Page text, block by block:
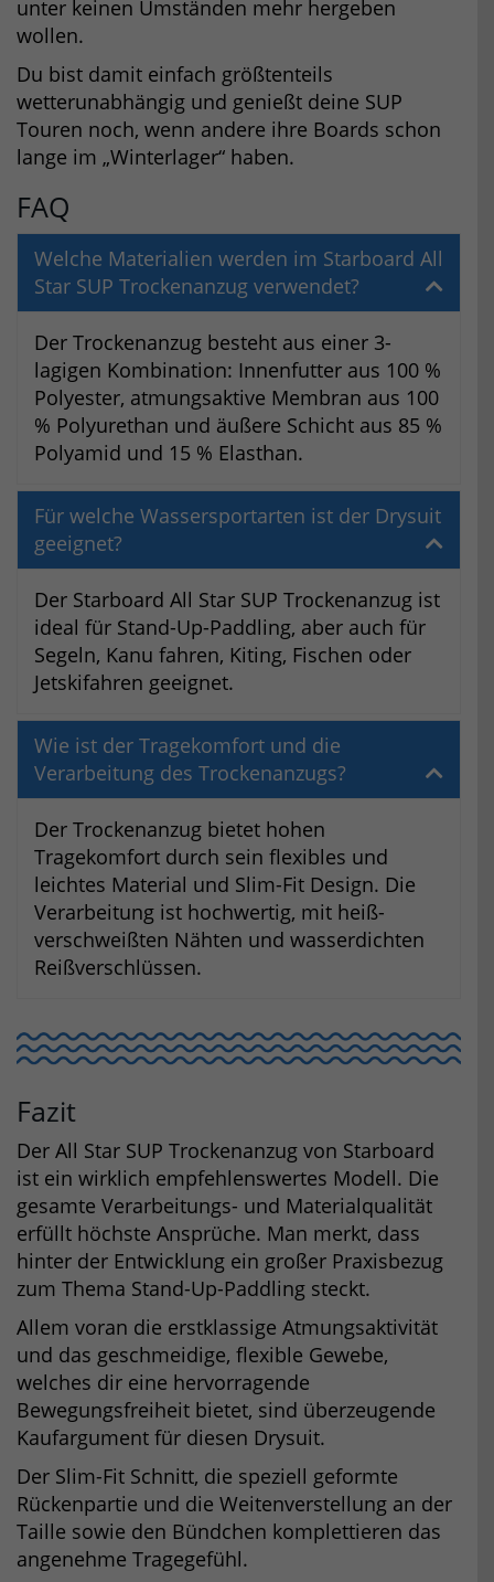
unter keinen Umständen mehr hergeben
wollen.
Du bist damit einfach größtenteils
wetterunabhängig und genießt deine SUP
Touren noch, wenn andere ihre Boards schon
lange im „Winterlager“ haben.
FAQ
Welche Materialien werden im Starboard All
Star SUP Trockenanzug verwendet?
Der Trockenanzug besteht aus einer 3-
lagigen Kombination: Innenfutter aus 100 %
Polyester, atmungsaktive Membran aus 100
% Polyurethan und äußere Schicht aus 85 %
Polyamid und 15 % Elasthan.
Für welche Wassersportarten ist der Drysuit
geeignet?
Der Starboard All Star SUP Trockenanzug ist
ideal für Stand-Up-Paddling, aber auch für
Segeln, Kanu fahren, Kiting, Fischen oder
Jetskifahren geeignet.
Wie ist der Tragekomfort und die
Verarbeitung des Trockenanzugs?
Der Trockenanzug bietet hohen
Tragekomfort durch sein flexibles und
leichtes Material und Slim-Fit Design. Die
Verarbeitung ist hochwertig, mit heiß-
verschweißten Nähten und wasserdichten
Reißverschlüssen.
Fazit
Der All Star SUP Trockenanzug von Starboard
ist ein wirklich empfehlenswertes Modell. Die
gesamte Verarbeitungs- und Materialqualität
erfüllt höchste Ansprüche. Man merkt, dass
hinter der Entwicklung ein großer Praxisbezug
zum Thema Stand-Up-Paddling steckt.
Allem voran die erstklassige Atmungsaktivität
und das geschmeidige, flexible Gewebe,
welches dir eine hervorragende
Bewegungsfreiheit bietet, sind überzeugende
Kaufargument für diesen Drysuit.
Der Slim-Fit Schnitt, die speziell geformte
Rückenpartie und die Weitenverstellung an der
Taille sowie den Bündchen komplettieren das
angenehme Tragegefühl.